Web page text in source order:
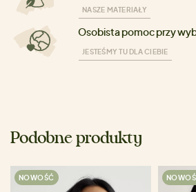
NASZE MATERIAŁY
Osobista pomoc przy
JESTEŚMY TU DLA CIEBIE
Podobne produkty
NOWOŚĆ